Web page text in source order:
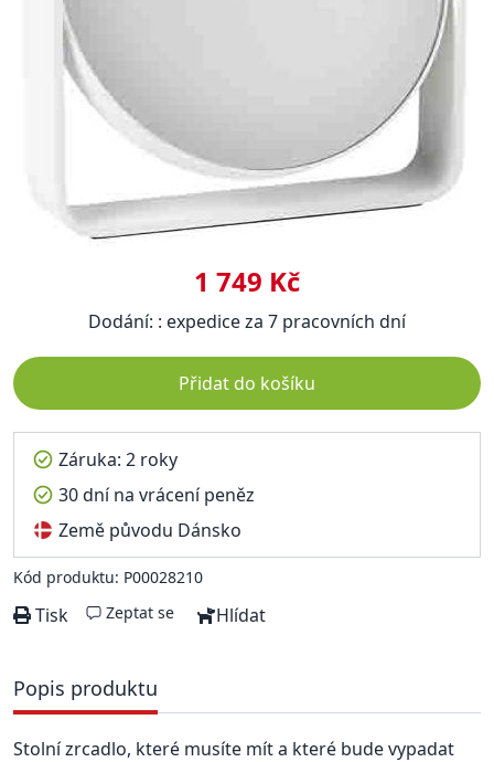
1 749 Kč
Dodání: : expedice za 7 pracovních dní
Přidat do košíku
Záruka: 2 roky
30 dní na vrácení peněz
Země původu Dánsko
Kód produktu: P00028210
Tisk Zeptat se Hlídat
Popis produktu
Stolní zrcadlo, které musíte mít a které bude vypadat